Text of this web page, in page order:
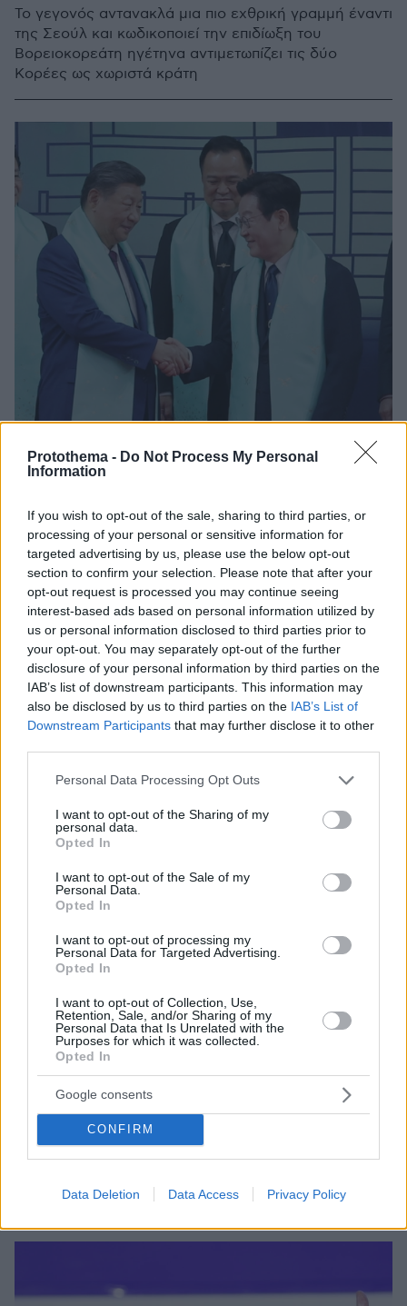
Protothema - Do Not Process My Personal
Information
If you wish to opt-out of the sale, sharing to third parties, or
processing of your personal or sensitive information for
targeted advertising by us, please use the below opt-out
section to confirm your selection. Please note that after your
opt-out request is processed you may continue seeing
interest-based ads based on personal information utilized by
us or personal information disclosed to third parties prior to
your opt-out. You may separately opt-out of the further
disclosure of your personal information by third parties on the
IAB’s list of downstream participants. This information may
also be disclosed by us to third parties on the IAB’s List of
Downstream Participants that may further disclose it to other
Please note that this website/app uses one or more Google
not limited to your visit or usage behaviour. You may click to
grant or deny consent to Google and its third-party tags to
use your data for below specified purposes in below Google
consent section.
Personal Data Processing Opt Outs
I want to opt-out of the Sharing of my
personal data.
Opted In
I want to opt-out of the Sale of my
Personal Data.
Opted In
I want to opt-out of processing my
Personal Data for Targeted Advertising.
Opted In
I want to opt-out of Collection, Use,
Retention, Sale, and/or Sharing of my
Personal Data that Is Unrelated with the
Purposes for which it was collected.
Opted In
Google consents
CONFIRM
Data Deletion Data Access Privacy Policy
Το γεγονός αντανακλά μια πιο εχθρική γραμμή έναντι
της Σεούλ και κωδικοποιεί την επιδίωξη του
Βορειοκορεάτη ηγέτηνα αντιμετωπίζει τις δύο
Κορέες ως χωριστά κράτη
Σπάνια στιγμή χιούμορ από τον Σι Τζινπίνγκ: Τι είπε
στον Νοτιοκορεάτη πρόεδρο και τον έκανε να γελάσει
Η στιχομυθία των δύο ηγετών είναι σήμερα στα
πρωτοσέλιδα των εφημερίδων στη Σεούλ λόγω του
απροσδόκητου χαρακτήρα της
03.11.2025, 09:30 4
Ο Τραμπ ανακοίνωσε εμπορικό deal με τη Νότια Κορέα
και ετοιμάζεται για την κρίσιμη συνάντηση με τον Σι
ζήτησε πυρηνοκίνητα υποβρύχια από τις ΗΠΑ